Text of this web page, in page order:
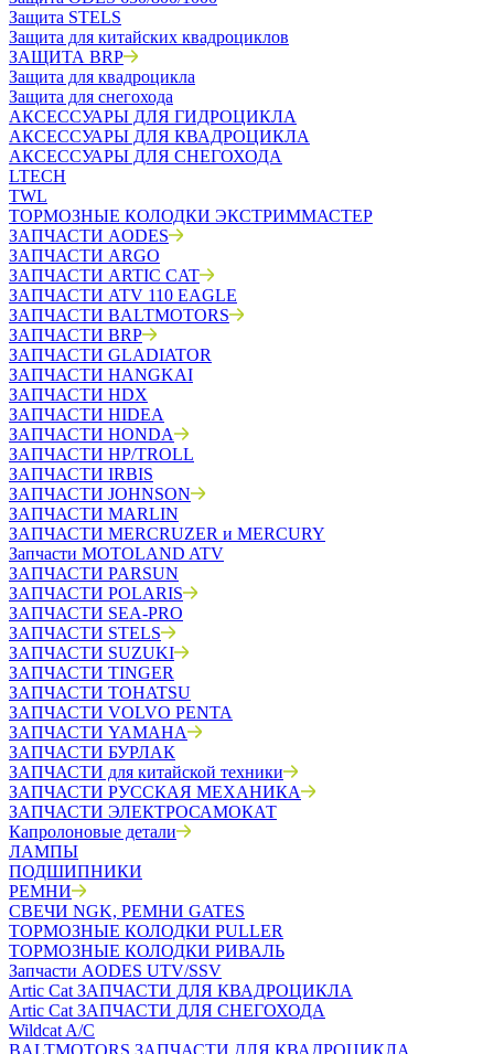
Защита STELS
Защита для китайских квадроциклов
ЗАЩИТА BRP
Защита для квадроцикла
Защита для снегохода
АКСЕССУАРЫ ДЛЯ ГИДРОЦИКЛА
АКСЕССУАРЫ ДЛЯ КВАДРОЦИКЛА
АКСЕССУАРЫ ДЛЯ СНЕГОХОДА
LTECH
TWL
ТОРМОЗНЫЕ КОЛОДКИ ЭКСТРИММАСТЕР
ЗАПЧАСТИ AODES
ЗАПЧАСТИ ARGO
ЗАПЧАСТИ ARTIC CAT
ЗАПЧАСТИ ATV 110 EAGLE
ЗАПЧАСТИ BALTMOTORS
ЗАПЧАСТИ BRP
ЗАПЧАСТИ GLADIATOR
ЗАПЧАСТИ HANGKAI
ЗАПЧАСТИ HDX
ЗАПЧАСТИ HIDEA
ЗАПЧАСТИ HONDA
ЗАПЧАСТИ HP/TROLL
ЗАПЧАСТИ IRBIS
ЗАПЧАСТИ JOHNSON
ЗАПЧАСТИ MARLIN
ЗАПЧАСТИ MERCRUZER и MERCURY
Запчасти MOTOLAND ATV
ЗАПЧАСТИ PARSUN
ЗАПЧАСТИ POLARIS
ЗАПЧАСТИ SEA-PRO
ЗАПЧАСТИ STELS
ЗАПЧАСТИ SUZUKI
ЗАПЧАСТИ TINGER
ЗАПЧАСТИ TOHATSU
ЗАПЧАСТИ VOLVO PENTA
ЗАПЧАСТИ YAMAHA
ЗАПЧАСТИ БУРЛАК
ЗАПЧАСТИ для китайской техники
ЗАПЧАСТИ РУССКАЯ МЕХАНИКА
ЗАПЧАСТИ ЭЛЕКТРОСАМОКАТ
Капролоновые детали
ЛАМПЫ
ПОДШИПНИКИ
РЕМНИ
СВЕЧИ NGK, РЕМНИ GATES
ТОРМОЗНЫЕ КОЛОДКИ PULLER
ТОРМОЗНЫЕ КОЛОДКИ РИВАЛЬ
Запчасти AODES UTV/SSV
Artic Cat ЗАПЧАСТИ ДЛЯ КВАДРОЦИКЛА
Artic Cat ЗАПЧАСТИ ДЛЯ СНЕГОХОДА
Wildcat A/C
BALTMOTORS ЗАПЧАСТИ ДЛЯ КВАДРОЦИКЛА